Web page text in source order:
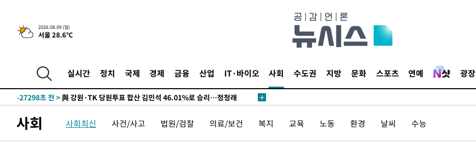
2026.08.09 (일)
서울 28.6℃
실시간 정치 국제 경제 금융 산업 IT·바이오 사회 수도권 지방 문화 스포츠 연예 광장
4시간 전 >美 국방부, 켄달 전 공군장관 보안허가 취소…“에어포스원 기밀정보, 언
론 누출”
-31988초 전 > 태풍 돌핀, 중 저장성 타이저우시 해안에 상륙 (1보)
-27964초 전 >
[속보]與 강원·TK 당원투표 합산 김민석 48.54%로 승리…정청래
44.40%
-27298초 전 >
44.53%
-27138초 전 >[속보]與전대 권리당원투표…강원·경북 김민석, 대구 정청래 승리
45.71%
-26847초 전 >
[속보]與 당대표 경선, 대구 권리당원 투표 정청래 47.82%·김민석
46.35%
-26644초 전 >[속보]與 당대표 경선, 강원 권리당원 투표 김민석 승리…50.30%
사회 사회최신 사건/사고 법원/검찰 의료/보건 복지 교육 노동 환경 날씨 수능